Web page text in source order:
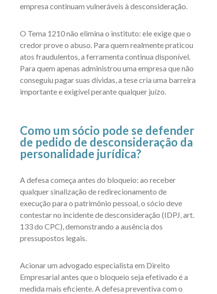
empresa continuam vulneráveis à desconsideração.
O Tema 1210 não elimina o instituto: ele exige que o
credor prove o abuso. Para quem realmente praticou
atos fraudulentos, a ferramenta continua disponível.
Para quem apenas administrou uma empresa que não
conseguiu pagar suas dívidas, a tese cria uma barreira
importante e exigível perante qualquer juízo.
Como um sócio pode se defender
de pedido de desconsideração da
personalidade jurídica?
A defesa começa antes do bloqueio: ao receber
qualquer sinalização de redirecionamento de
execução para o patrimônio pessoal, o sócio deve
contestar no incidente de desconsideração (IDPJ, art.
133 do CPC), demonstrando a ausência dos
pressupostos legais.
Acionar um advogado especialista em Direito
Empresarial antes que o bloqueio seja efetivado é a
medida mais eficiente. A defesa preventiva com o